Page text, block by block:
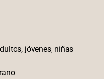
jóvenes, niñas